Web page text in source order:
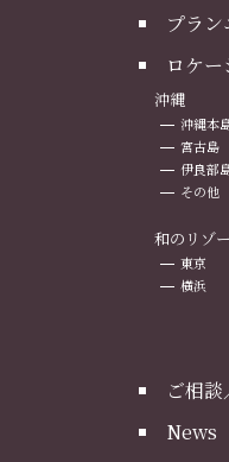
プラ
ロケ
沖縄
沖縄本
宮古島
伊良部
その他
和のリゾ
東京
横浜
ご相
News